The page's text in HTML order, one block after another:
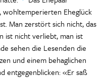
wohltemperierten Eheglück
Man zerstört sich nicht, das
ist nicht verliebt, man ist
sehen die Lesenden die
und einem behaglichen
entgegenblicken: «Er saß